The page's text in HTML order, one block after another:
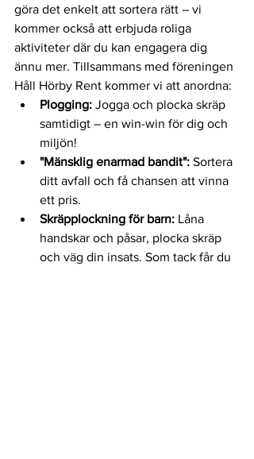
göra det enkelt att sortera rätt – vi
kommer också att erbjuda roliga
aktiviteter där du kan engagera dig
ännu mer. Tillsammans med föreningen
Håll Hörby Rent kommer vi att anordna:
Plogging: Jogga och plocka skräp
samtidigt – en win-win för dig och
miljön!
"Mänsklig enarmad bandit": Sortera
ditt avfall och få chansen att vinna
ett pris.
Skräpplockning för barn: Låna
handskar och påsar, plocka skräp
och väg din insats. Som tack får du